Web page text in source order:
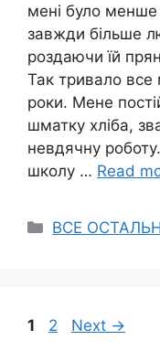
мені було
завжди більше
роздаючи їй
Так тривало все
роки. Мене
шматку хліба,
невдячну
школу … Read
Categories
ВСЕ
Page
1 Page
2 Next →